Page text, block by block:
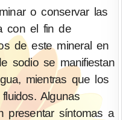
o conservar las
con el fin de
de este mineral en
sodio se manifiestan
mientras que los
Algunas
presentar síntomas a